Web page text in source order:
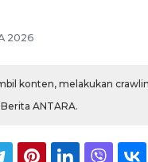
2026
konten, melakukan
ANTARA.